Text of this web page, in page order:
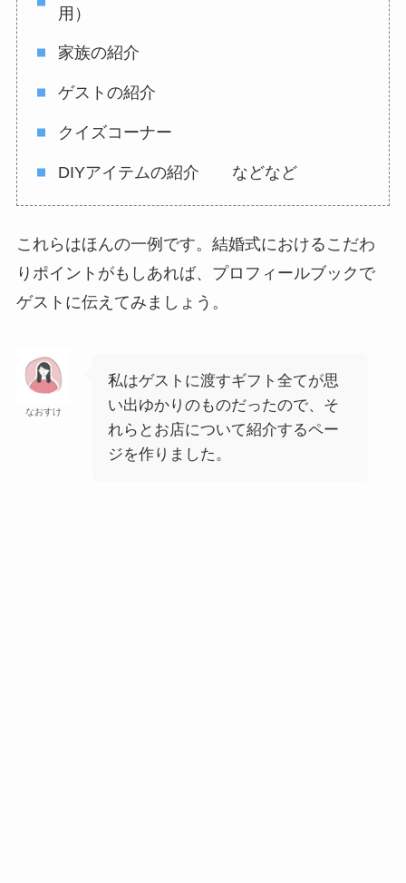
用）
家族の紹介
ゲストの紹介
クイズコーナー
DIYアイテムの紹介 などなど
これらはほんの一例です。結婚式におけるこだわ
りポイントがもしあれば、プロフィールブックで
ゲストに伝えてみましょう。
なおすけ
私はゲストに渡すギフト全てが思
い出ゆかりのものだったので、そ
れらとお店について紹介するペー
ジを作りました。